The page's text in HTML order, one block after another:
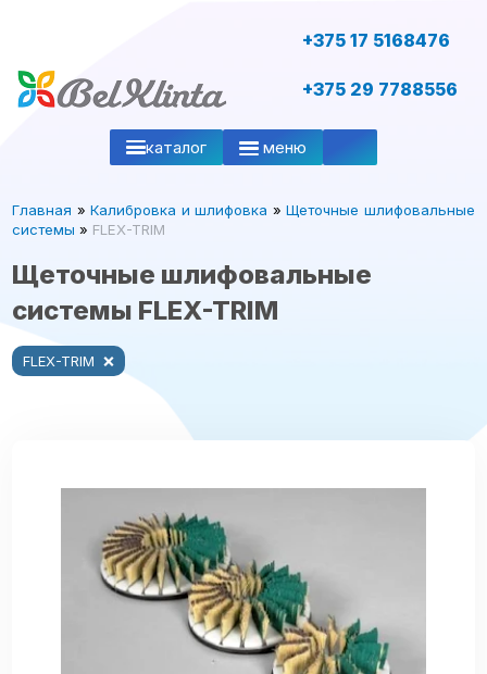
+375 17 5168476
+375 29 7788556
каталог меню
Главная » Калибровка и шлифовка » Щеточные шлифовальные
системы » FLEX-TRIM
Щеточные шлифовальные
системы FLEX-TRIM
FLEX-TRIM